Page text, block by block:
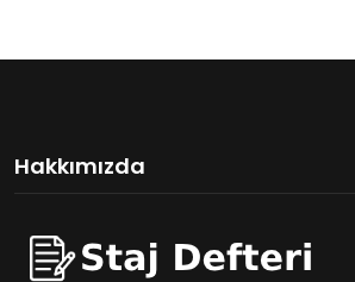
Hakkımızda